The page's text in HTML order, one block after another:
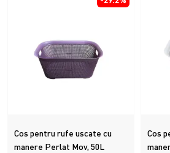
Cos pentru rufe uscate cu
manere Perlat Mov, 50L
Cos